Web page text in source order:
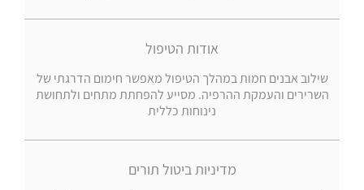
אודות הטיפול
שילוב אבנים חמות במהלך הטיפול מאפשר חימום הדרגתי של
השרירים והעמקת ההרפיה. מסייע להפחתת מתחים ולתחושת
נינוחות כללית
מדיניות ביטול תורים